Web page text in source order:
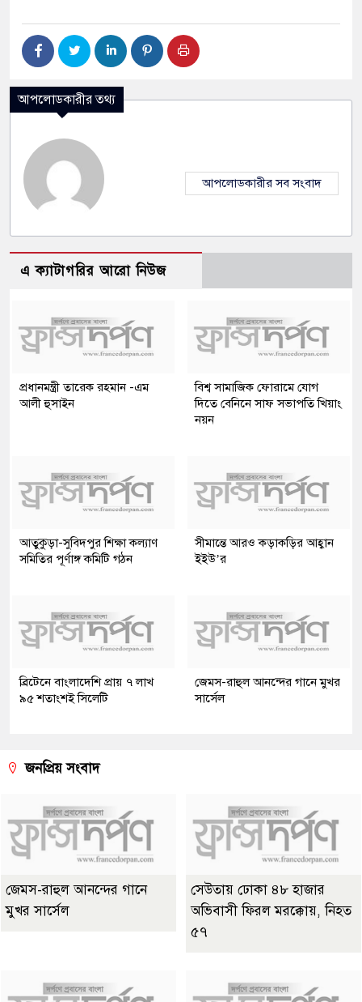
আপলোডকারীর তথ্য
আপলোডকারীর সব সংবাদ
এ ক্যাটাগরির আরো নিউজ
প্রধানমন্ত্রী তারেক রহমান -এম
আলী হুসাইন
বিশ্ব সামাজিক ফোরামে যোগ
দিতে বেনিনে সাফ সভাপতি খিয়াং
নয়ন
আতুকুড়া-সুবিদপুর শিক্ষা কল্যাণ
সমিতির পূর্ণাঙ্গ কমিটি গঠন
সীমান্তে আরও কড়াকড়ির আহ্বান
ইইউ’র
ব্রিটেনে বাংলাদেশি প্রায় ৭ লাখ
৯৫ শতাংশই সিলেটি
জেমস-রাহুল আনন্দের গানে মুখর
সার্সেল
জনপ্রিয় সংবাদ
জেমস-রাহুল আনন্দের গানে
মুখর সার্সেল
সেউতায় ঢোকা ৪৮ হাজার
অভিবাসী ফিরল মরক্কোয়, নিহত
৫৭